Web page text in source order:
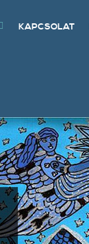
KAPCSOLAT